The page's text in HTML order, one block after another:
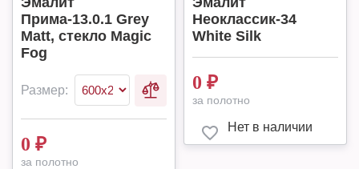
Прима-13.0.1 Grey
Matt, стекло Magic
Fog
Размер:
0 ₽
за полотно
Неоклассик-34
White Silk
0 ₽
за полотно
Нет в наличии